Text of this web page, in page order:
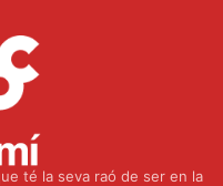
té la seva raó de ser en la